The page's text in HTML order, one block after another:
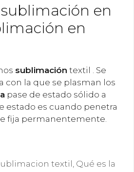
en
en
sublimación textil . Se
con la que se plasman los
pase de estado sólido a
estado es cuando penetra
fija permanentemente.
textil Qué es la